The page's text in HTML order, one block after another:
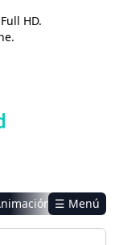
HD.
Drama
☰ Menú